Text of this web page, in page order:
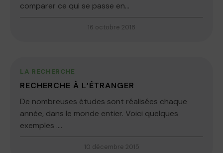
comparer ce qui se passe en...
16 octobre 2018
LA RECHERCHE
RECHERCHE À L’ÉTRANGER
De nombreuses études sont réalisées chaque
année, dans le monde entier. Voici quelques
exemples ….
10 décembre 2015